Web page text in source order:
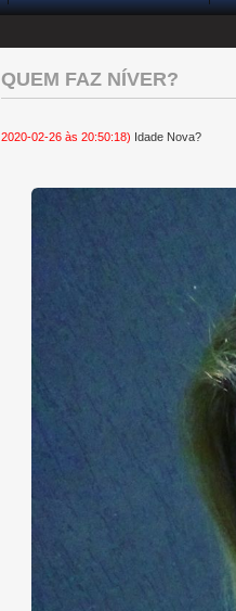
QUEM FAZ NÍVER?
2020-02-26 às 20:50:18) Idade Nova?